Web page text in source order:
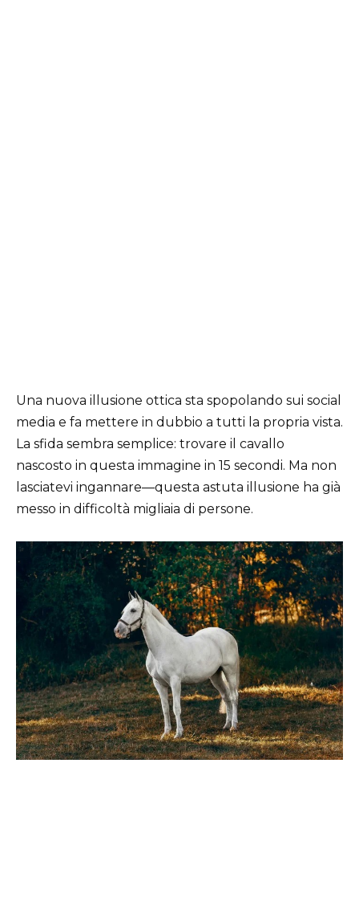
Una nuova illusione ottica sta spopolando sui social
media e fa mettere in dubbio a tutti la propria vista.
La sfida sembra semplice: trovare il cavallo
nascosto in questa immagine in 15 secondi. Ma non
lasciatevi ingannare—questa astuta illusione ha già
messo in difficoltà migliaia di persone.